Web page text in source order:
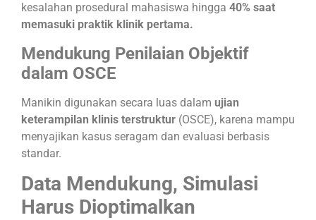
kesalahan prosedural mahasiswa hingga 40% saat
memasuki praktik klinik pertama.
Mendukung Penilaian Objektif
dalam OSCE
Manikin digunakan secara luas dalam ujian
keterampilan klinis terstruktur (OSCE), karena mampu
menyajikan kasus seragam dan evaluasi berbasis
standar.
Data Mendukung, Simulasi
Harus Dioptimalkan